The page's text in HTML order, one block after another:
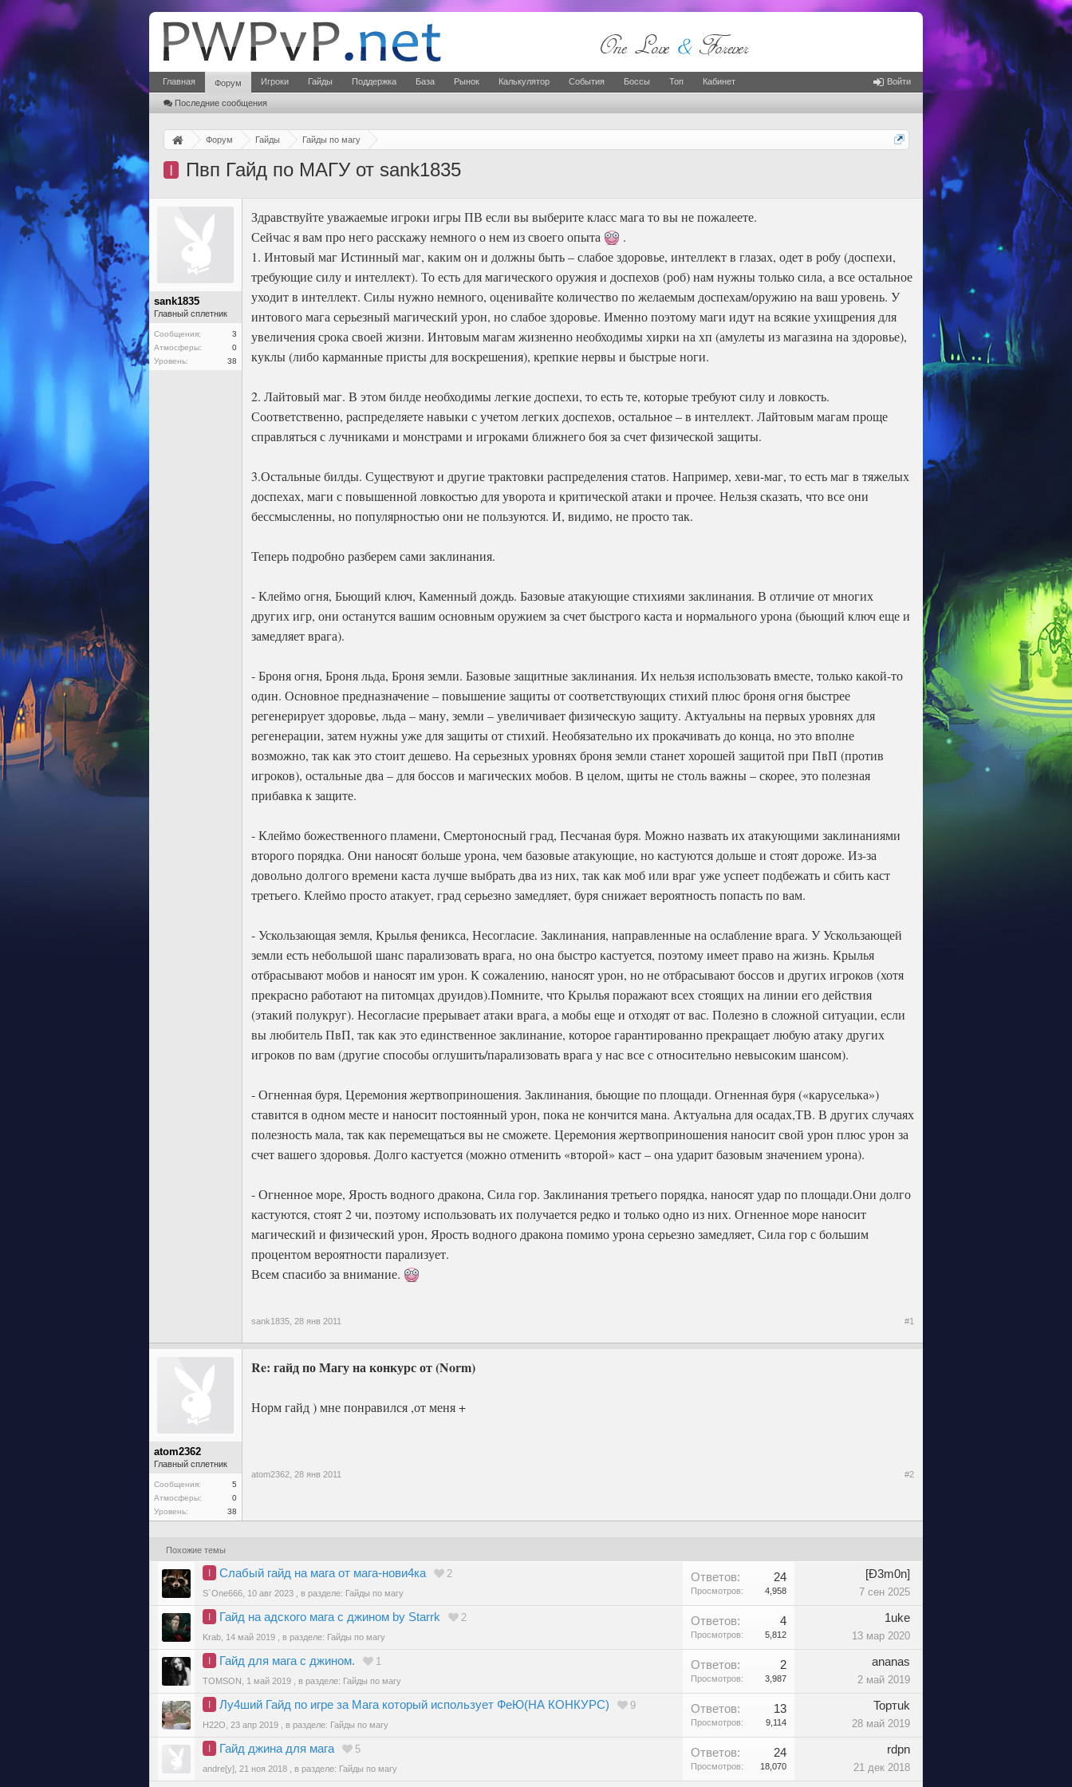
Главная Форум
Последние сообщения
Игроки Гайды Поддержка База Рынок Калькулятор События Боссы Топ Кабинет Войти
Форум Гайды Гайды по магу
I Пвп Гайд по МАГУ от sank1835
sank1835
Главный сплетник
Сообщения:
3
Атмосферы:
0
Уровень:
38
Здравствуйте уважаемые игроки игры ПВ если вы выберите класс мага то вы не пожалеете.
Сейчас я вам про него расскажу немного о нем из своего опыта
.
1. Интовый маг Истинный маг, каким он и должны быть – слабое здоровье, интеллект в глазах, одет в робу (доспехи,
требующие силу и интеллект). То есть для магического оружия и доспехов (роб) нам нужны только сила, а все остальное
уходит в интеллект. Силы нужно немного, оценивайте количество по желаемым доспехам/оружию на ваш уровень. У
интового мага серьезный магический урон, но слабое здоровье. Именно поэтому маги идут на всякие ухищрения для
увеличения срока своей жизни. Интовым магам жизненно необходимы хирки на хп (амулеты из магазина на здоровье),
куклы (либо карманные присты для воскрешения), крепкие нервы и быстрые ноги.
2. Лайтовый маг. В этом билде необходимы легкие доспехи, то есть те, которые требуют силу и ловкость.
Соответственно, распределяете навыки с учетом легких доспехов, остальное – в интеллект. Лайтовым магам проще
справляться с лучниками и монстрами и игроками ближнего боя за счет физической защиты.
3.Остальные билды. Существуют и другие трактовки распределения статов. Например, хеви-маг, то есть маг в тяжелых
доспехах, маги с повышенной ловкостью для уворота и критической атаки и прочее. Нельзя сказать, что все они
бессмысленны, но популярностью они не пользуются. И, видимо, не просто так.
Теперь подробно разберем сами заклинания.
- Клеймо огня, Бьющий ключ, Каменный дождь. Базовые атакующие стихиями заклинания. В отличие от многих
других игр, они останутся вашим основным оружием за счет быстрого каста и нормального урона (бьющий ключ еще и
замедляет врага).
- Броня огня, Броня льда, Броня земли. Базовые защитные заклинания. Их нельзя использовать вместе, только какой-то
один. Основное предназначение – повышение защиты от соответствующих стихий плюс броня огня быстрее
регенерирует здоровье, льда – ману, земли – увеличивает физическую защиту. Актуальны на первых уровнях для
регенерации, затем нужны уже для защиты от стихий. Необязательно их прокачивать до конца, но это вполне
возможно, так как это стоит дешево. На серьезных уровнях броня земли станет хорошей защитой при ПвП (против
игроков), остальные два – для боссов и магических мобов. В целом, щиты не столь важны – скорее, это полезная
прибавка к защите.
- Клеймо божественного пламени, Смертоносный град, Песчаная буря. Можно назвать их атакующими заклинаниями
второго порядка. Они наносят больше урона, чем базовые атакующие, но кастуются дольше и стоят дороже. Из-за
довольно долгого времени каста лучше выбрать два из них, так как моб или враг уже успеет подбежать и сбить каст
третьего. Клеймо просто атакует, град серьезно замедляет, буря снижает вероятность попасть по вам.
- Ускользающая земля, Крылья феникса, Несогласие. Заклинания, направленные на ослабление врага. У Ускользающей
земли есть небольшой шанс парализовать врага, но она быстро кастуется, поэтому имеет право на жизнь. Крылья
отбрасывают мобов и наносят им урон. К сожалению, наносят урон, но не отбрасывают боссов и других игроков (хотя
прекрасно работают на питомцах друидов).Помните, что Крылья поражают всех стоящих на линии его действия
(этакий полукруг). Несогласие прерывает атаки врага, а мобы еще и отходят от вас. Полезно в сложной ситуации, если
вы любитель ПвП, так как это единственное заклинание, которое гарантированно прекращает любую атаку других
игроков по вам (другие способы оглушить/парализовать врага у нас все с относительно невысоким шансом).
- Огненная буря, Церемония жертвоприношения. Заклинания, бьющие по площади. Огненная буря («каруселька»)
ставится в одном месте и наносит постоянный урон, пока не кончится мана. Актуальна для осадах,ТВ. В других случаях
полезность мала, так как перемещаться вы не сможете. Церемония жертвоприношения наносит свой урон плюс урон за
счет вашего здоровья. Долго кастуется (можно отменить «второй» каст – она ударит базовым значением урона).
- Огненное море, Ярость водного дракона, Сила гор. Заклинания третьего порядка, наносят удар по площади.Они долго
кастуются, стоят 2 чи, поэтому использовать их получается редко и только одно из них. Огненное море наносит
магический и физический урон, Ярость водного дракона помимо урона серьезно замедляет, Сила гор с большим
процентом вероятности парализует.
Всем спасибо за внимание.
sank1835, 28 янв 2011 #1
atom2362
Главный сплетник
Сообщения:
5
Атмосферы:
0
Уровень:
38
Re: гайд по Магу на конкурс от (Norm)
Норм гайд ) мне понравился ,от меня +
atom2362, 28 янв 2011 #2
Похожие темы
I Слабый гайд на мага от мага-нови4ка 2
S`One666 10 авг 2023 , в разделе: Гайды по магу
Ответов: 24
Просмотров: 4,958
[Ð3m0n]
7 сен 2025
I Гайд на адского мага с джином by Starrk 2
Krab 14 май 2019 , в разделе: Гайды по магу
Ответов: 4
Просмотров: 5,812
1uke
13 мар 2020
I Гайд для мага с джином. 1
TOMSON 1 май 2019 , в разделе: Гайды по магу
Ответов: 2
Просмотров: 3,987
ananas
2 май 2019
I Лу4ший Гайд по игре за Мага который использует ФеЮ(НА КОНКУРС) 9
H22O 23 апр 2019 , в разделе: Гайды по магу
Ответов: 13
Просмотров: 9,114
Topтuk
28 май 2019
I Гайд джина для мага 5
andre[y] 21 ноя 2018 , в разделе: Гайды по магу
Ответов: 24
Просмотров: 18,070
rdpn
21 дек 2018